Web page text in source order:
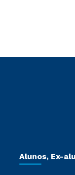
Alunos, Ex-